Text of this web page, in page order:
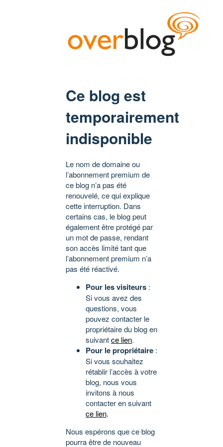
Ce blog est
temporairement
indisponible
Le nom de domaine ou
l’abonnement premium de
ce blog n’a pas été
renouvelé, ce qui explique
cette interruption. Dans
certains cas, le blog peut
également être protégé par
un mot de passe, rendant
son accès limité tant que
l’abonnement premium n’a
pas été réactivé.
Pour les visiteurs :
Si vous avez des
questions, vous
pouvez contacter le
propriétaire du blog en
suivantce lien.
Pour le propriétaire :
Si vous souhaitez
rétablir l’accès à votre
blog, nous vous
invitons à nous
contacter en suivant
ce lien.
Nous espérons que ce blog
pourra être de nouveau